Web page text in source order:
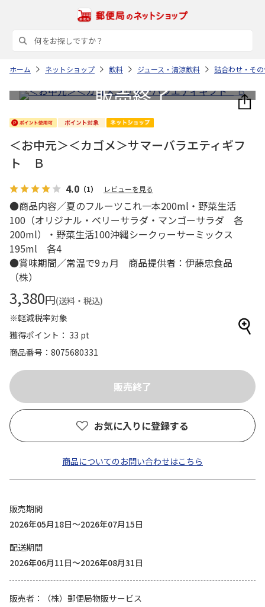
ホーム ネットショップ 飲料 ジュース・清涼飲料 詰合わせ・そ
＜お中元＞＜カゴメ＞サマーバラエティギフ
ト Ｂ
4.0 （1） レビューを見る
●商品内容／夏のフルーツこれ一本200ml・野菜生活
100（オリジナル・ベリーサラダ・マンゴーサラダ 各
200ml）・野菜生活100沖縄シークヮーサーミックス
195ml 各4
●賞味期間／常温で9ヵ月 商品提供者：伊藤忠食品
（株）
3,380円(送料・税込)
※軽減税率対象
獲得ポイント： 33 pt
商品番号
8075680331
お気に入りに登録する
商品についてのお問い合わせはこちら
販売期間
2026年05月18日～2026年07月15日
配送期間
2026年06月11日～2026年08月31日
販売者
（株）郵便局物販サービス